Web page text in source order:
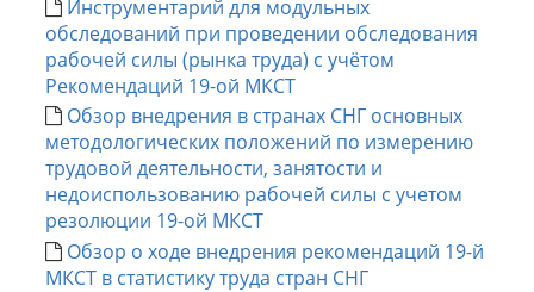
Инструментарий для модульных
обследований при проведении обследования
рабочей силы (рынка труда) с учётом
Рекомендаций 19-ой МКСТ
Обзор внедрения в странах СНГ основных
методологических положений по измерению
трудовой деятельности, занятости и
недоиспользованию рабочей силы с учетом
резолюции 19-ой МКСТ
Обзор о ходе внедрения рекомендаций 19-й
МКСТ в статистику труда стран СНГ